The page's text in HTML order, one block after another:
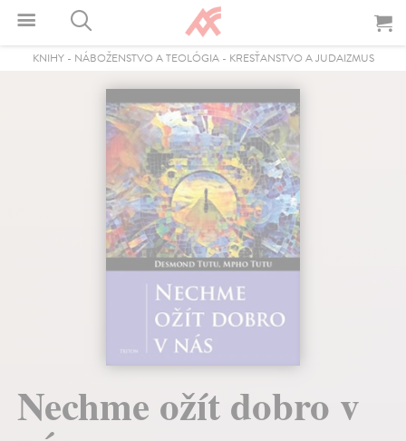
KNIHY- NÁBOŽENSTVO A TEOLÓGIA- KRESŤANSTVO A JUDAIZMUS
Nechme ožít dobro v